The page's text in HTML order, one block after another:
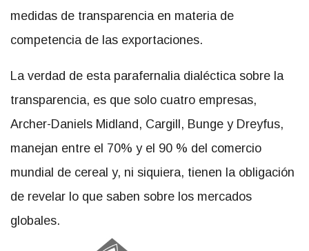
medidas de transparencia en materia de
competencia de las exportaciones.
La verdad de esta parafernalia dialéctica sobre la
transparencia, es que solo cuatro empresas,
Archer-Daniels Midland, Cargill, Bunge y Dreyfus,
manejan entre el 70% y el 90 % del comercio
mundial de cereal y, ni siquiera, tienen la obligación
de revelar lo que saben sobre los mercados
globales.